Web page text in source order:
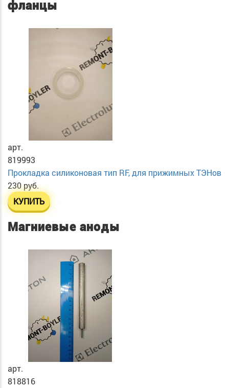
фланцы
арт.
819993
Прокладка силиконовая тип RF, для прижимных ТЭНов
230 руб.
КУПИТЬ
Магниевые аноды
арт.
818816